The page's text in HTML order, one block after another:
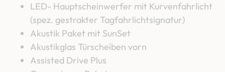
LED- Hauptscheinwerfer mit Kurvenfahrlicht
(spez. gestrakter Tagfahrlichtsignatur)
Akustik Paket mit SunSet
Akustikglas Türscheiben vorn
Assisted Drive Plus